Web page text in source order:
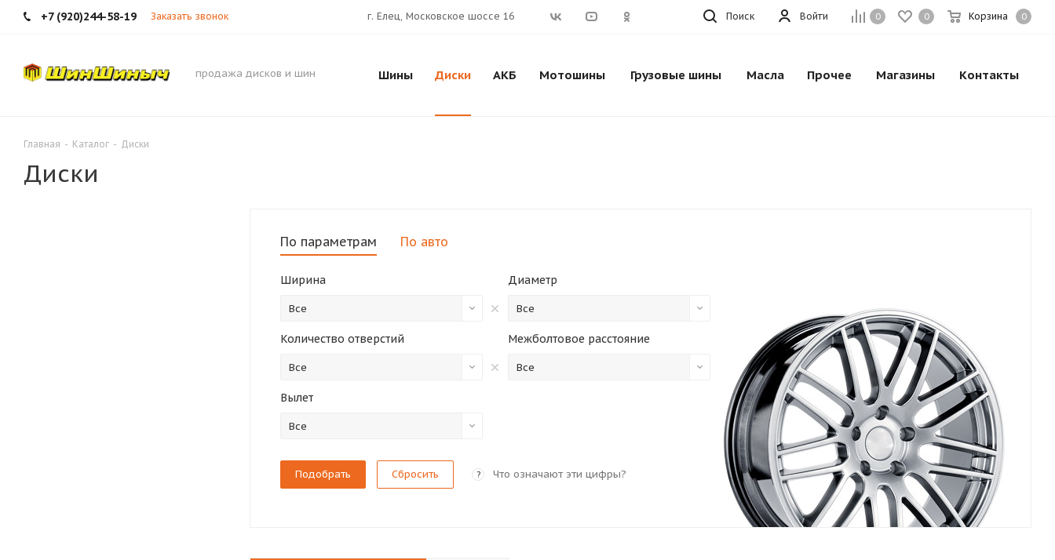
+7 (920)244-58-19 Заказать звонок 0 0 Корзина 0
Войти
г. Елец, Московское шоссе 16 Поиск
продажа дисков и шин Шины Диски АКБ Мотошины Грузовые шины Масла Прочее Магазины Контакты
Главная - Каталог - Диски
Диски
По параметрам По авто
Ширина
Все
Диаметр
Все
Количество отверстий
Все
Межболтовое расстояние
Все
Вылет
Все
Сбросить ? Что означают эти цифры?